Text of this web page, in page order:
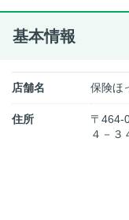
基本情報
店舗名 保険ほ
住所
〒464-
４－３